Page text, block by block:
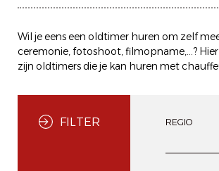
Wil je eens een oldtimer huren om zelf
ceremonie, fotoshoot, filmopname,...?
zijn oldtimers die je kan huren met
FILTER REGIO